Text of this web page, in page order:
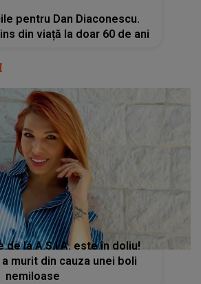
pentru Dan Diaconescu.
din viață la doar 60 de ani
de la A.S.I.A. este în doliu!
murit din cauza unei boli
nemiloase